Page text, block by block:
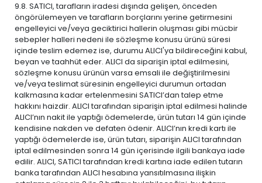
9.8. SATICI, tarafların iradesi dışında gelişen, önceden
öngörülemeyen ve tarafların borçlarını yerine getirmesini
engelleyici ve/veya geciktirici hallerin oluşması gibi mücbir
sebepler halleri nedeni ile sözleşme konusu ürünü süresi
içinde teslim edemez ise, durumu ALICI'ya bildireceğini kabul,
beyan ve taahhüt eder. ALICI da siparişin iptal edilmesini,
sözleşme konusu ürünün varsa emsali ile değiştirilmesini
ve/veya teslimat süresinin engelleyici durumun ortadan
kalkmasına kadar ertelenmesini SATICI’dan talep etme
hakkını haizdir. ALICI tarafından siparişin iptal edilmesi halinde
ALICI’nın nakit ile yaptığı ödemelerde, ürün tutarı 14 gün içinde
kendisine nakden ve defaten ödenir. ALICI’nın kredi kartı ile
yaptığı ödemelerde ise, ürün tutarı, siparişin ALICI tarafından
iptal edilmesinden sonra 14 gün içerisinde ilgili bankaya iade
edilir. ALICI, SATICI tarafından kredi kartına iade edilen tutarın
banka tarafından ALICI hesabına yansıtılmasına ilişkin